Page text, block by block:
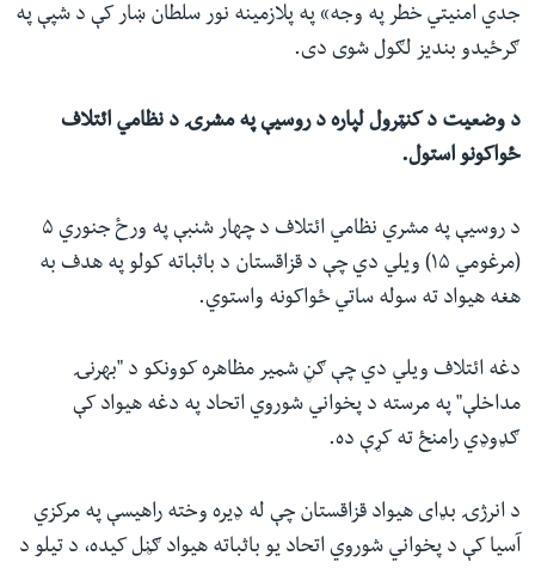
جدي امنیتي خطر په وجه» په پلازمینه نور سلطان ښار کې د شپې په
ګرځیدو بندیز لګول شوی دی.
د وضعیت د کنټرول لپاره د روسیې په مشرۍ د نظامي ائتلاف
ځواکونو استول.
د روسیې په مشري نظامي ائتلاف د چهار شنبې په ورځ جنوري ۵
(مرغومي ۱۵) ویلي دي چې د قزاقستان د باثباته کولو په هدف به
هغه هیواد ته سوله ساتي ځواکونه واستوي.
دغه ائتلاف ویلي دي‌ چې ګڼ شمیر مظاهره کوونکو د "بهرنۍ
مداخلې" په مرسته د پخواني شوروي اتحاد په دغه هیواد کې
ګډوډي رامنځ ته کړې ده.
د انرژۍ بډای هیواد قزاقستان چې له ډیره وخته راهیسې په مرکزي
آسیا کې د پخواني شوروي اتحاد یو باثباته هیواد ګڼل کیده، د تیلو د